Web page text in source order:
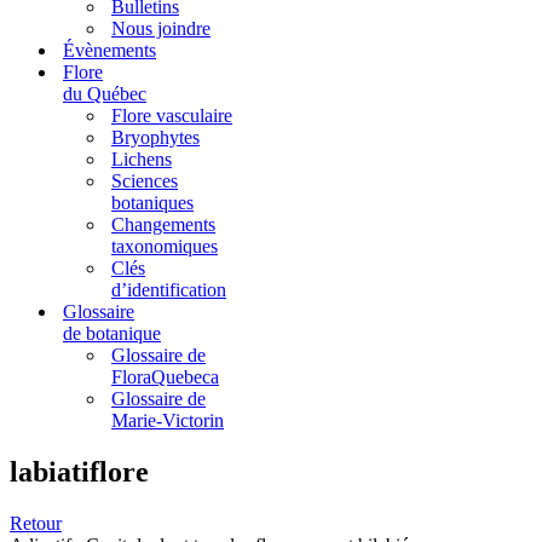
Bulletins
Nous joindre
Évènements
Flore
du Québec
Flore vasculaire
Bryophytes
Lichens
Sciences
botaniques
Changements
taxonomiques
Clés
d’identification
Glossaire
de botanique
Glossaire de
FloraQuebeca
Glossaire de
Marie-Victorin
labiatiflore
Retour